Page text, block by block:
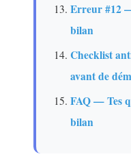
Erreur #12
bilan
Checklist
avant de
FAQ — Tes
bilan